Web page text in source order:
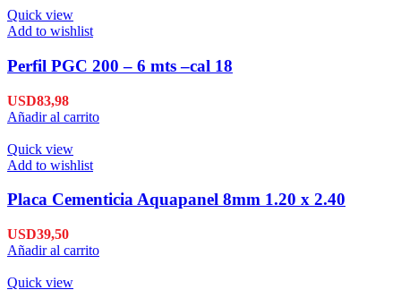
Quick view
Add to wishlist
Perfil PGC 200 – 6 mts –cal 18
USD83,98
Añadir al carrito
Quick view
Add to wishlist
Placa Cementicia Aquapanel 8mm 1.20 x 2.40
USD39,50
Añadir al carrito
Quick view